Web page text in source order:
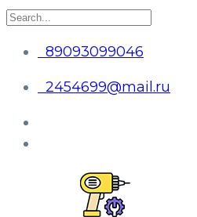
89093099046
2454699@mail.ru